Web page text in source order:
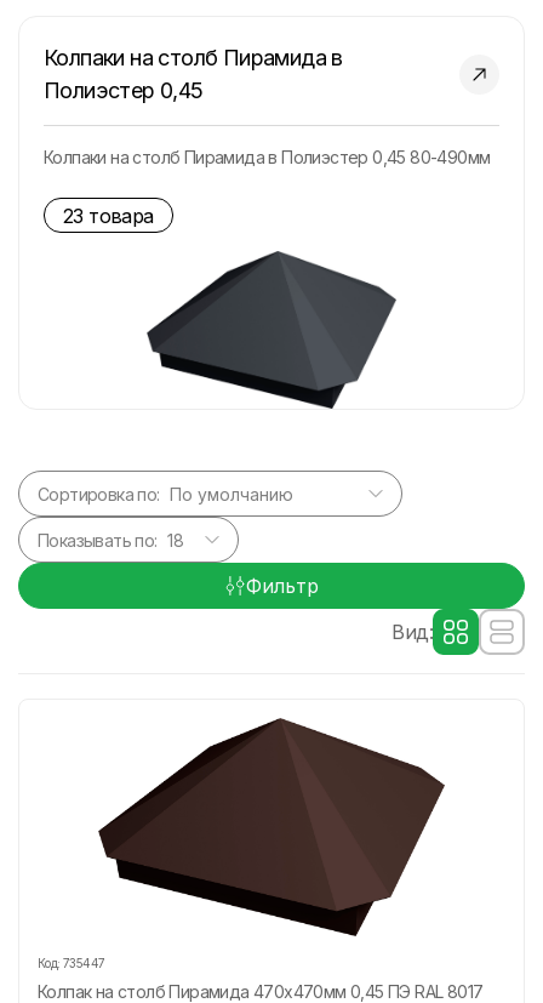
Колпаки на столб Пирамида в
Полиэстер 0,45
Колпаки на столб Пирамида в Полиэстер 0,45 80-490мм
23 товара
Сортировка по:
Показывать по:
Фильтр
Вид:
Код: 735447
Колпак на столб Пирамида 470х470мм 0,45 ПЭ RAL 8017